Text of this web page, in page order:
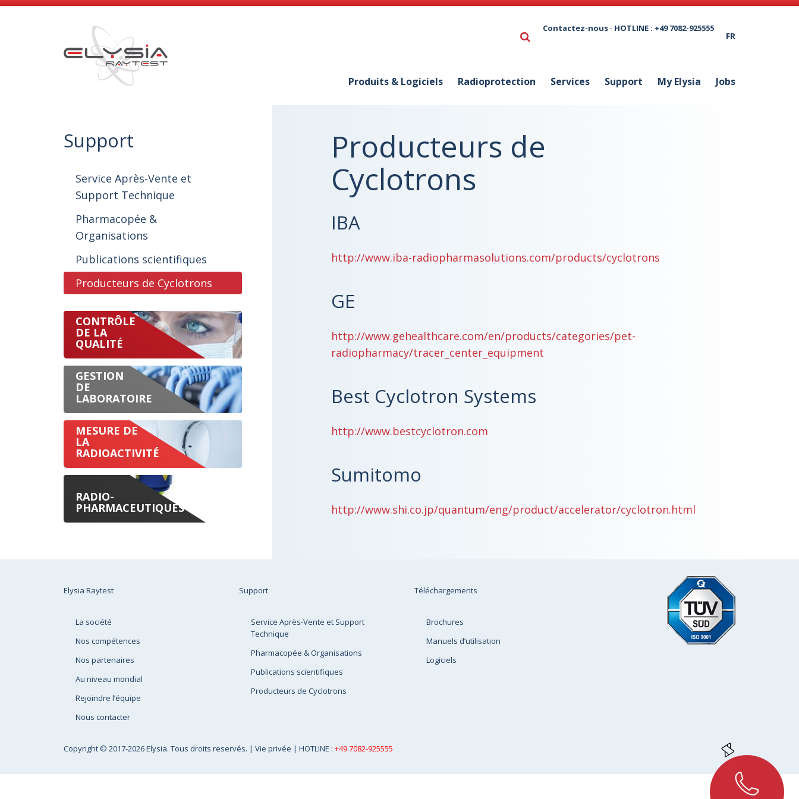
Contactez-nous- HOTLINE : +49 7082-925555
FR
Produits & Logiciels Radioprotection Services Support My Elysia Jobs
Support
Service Après-Vente et
Support Technique
Pharmacopée &
Organisations
Publications scientifiques
Producteurs de Cyclotrons
CONTRÔLE
DE LA
QUALITÉ
GESTION
DE
LABORATOIRE
MESURE DE
LA
RADIOACTIVITÉ
RADIO-
PHARMACEUTIQUES
Producteurs de
Cyclotrons
IBA
http://www.iba-radiopharmasolutions.com/products/cyclotrons
GE
http://www.gehealthcare.com/en/products/categories/pet-
radiopharmacy/tracer_center_equipment
Best Cyclotron Systems
http://www.bestcyclotron.com
Sumitomo
http://www.shi.co.jp/quantum/eng/product/accelerator/cyclotron.html
Elysia Raytest
La société
Nos compétences
Nos partenaires
Au niveau mondial
Rejoindre l’équipe
Nous contacter
Support
Service Après-Vente et Support
Technique
Pharmacopée & Organisations
Publications scientifiques
Producteurs de Cyclotrons
Téléchargements
Brochures
Manuels d’utilisation
Logiciels
Copyright © 2017-2026 Elysia. Tous droits reservés. | Vie privée | HOTLINE : +49 7082-925555